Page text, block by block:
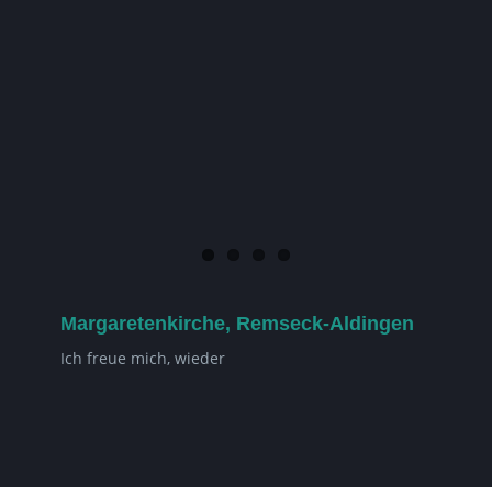
Margaretenkirche, Remseck-Aldingen
Ich freue mich, wieder